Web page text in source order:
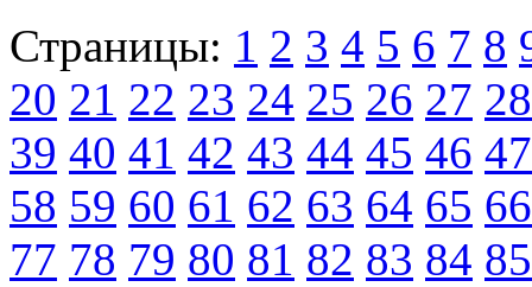
Страницы: 1 2 3 4 5 6 7 8
20 21 22 23 24 25 26 27 28
39 40 41 42 43 44 45 46 47
58 59 60 61 62 63 64 65 66
77 78 79 80 81 82 83 84 85